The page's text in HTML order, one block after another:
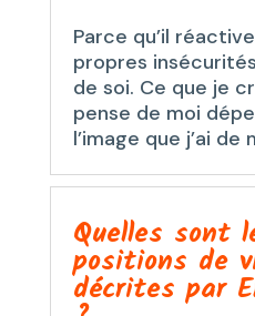
Parce qu’il
propres
de soi. Ce que je
pense de moi
l’image que j’ai de
Quelles sont
positions de
décrites par